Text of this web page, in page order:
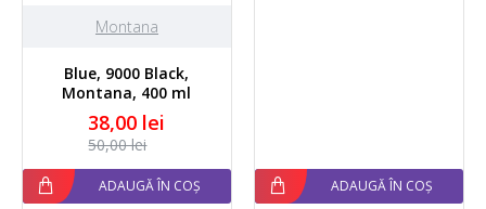
Montana
Blue, 9000 Black,
Montana, 400 ml
38,00 lei
50,00 lei
ADAUGĂ ÎN COȘ ADAUGĂ ÎN COȘ